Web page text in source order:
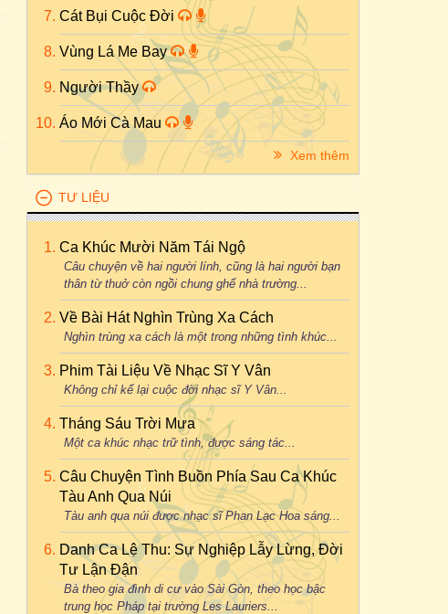
Cát Bụi Cuộc Đời
Vùng Lá Me Bay
Người Thầy
Áo Mới Cà Mau
Xem thêm
TƯ LIỆU
Ca Khúc Mười Năm Tái Ngộ
Câu chuyện về hai người lính, cũng là hai người bạn
thân từ thuở còn ngồi chung ghế nhà trường...
Về Bài Hát Nghìn Trùng Xa Cách
Nghìn trùng xa cách là một trong những tình khúc...
Phim Tài Liệu Về Nhạc Sĩ Y Vân
Không chỉ kể lại cuộc đời nhạc sĩ Y Vân...
Tháng Sáu Trời Mưa
Một ca khúc nhạc trữ tình, được sáng tác...
Câu Chuyện Tình Buồn Phía Sau Ca Khúc
Tàu Anh Qua Núi
Tàu anh qua núi được nhạc sĩ Phan Lạc Hoa sáng...
Danh Ca Lệ Thu: Sự Nghiệp Lẫy Lừng, Đời
Tư Lận Đận
Bà theo gia đình di cư vào Sài Gòn, theo học bậc
trung học Pháp tại trường Les Lauriers...